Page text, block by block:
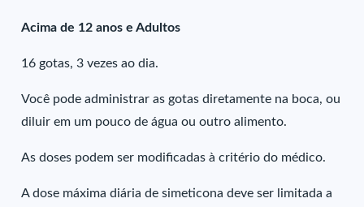
Acima de 12 anos e Adultos
16 gotas, 3 vezes ao dia.
Você pode administrar as gotas diretamente na boca, ou
diluir em um pouco de água ou outro alimento.
As doses podem ser modificadas à critério do médico.
A dose máxima diária de simeticona deve ser limitada a